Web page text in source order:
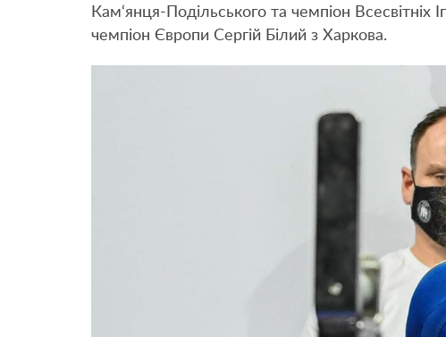
Кам‘янця-Подільського та чемпіон Всесвітніх
чемпіон Європи Сергій Білий з Харкова.